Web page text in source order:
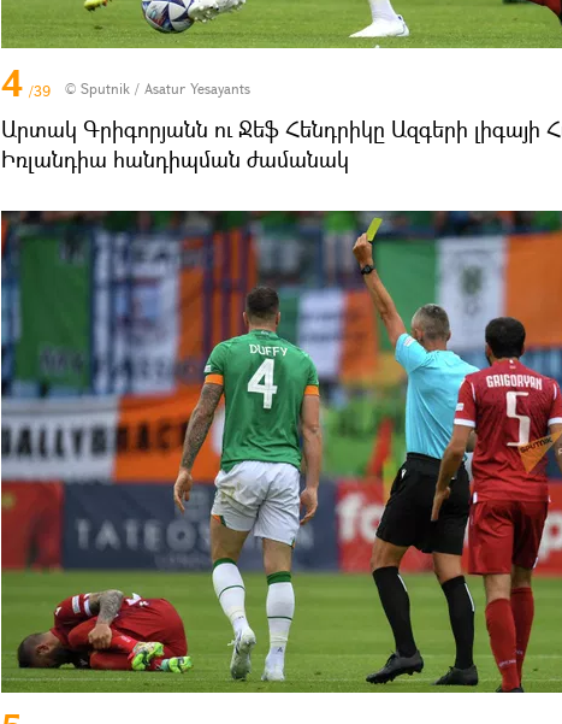
4 /39 © Sputnik / Asatur Yesayants
Արտակ Գրիգորյանն ու Ջեֆ Հենդրիկը Ազգերի լիգայի
Իռլանդիա հանդիպման ժամանակ